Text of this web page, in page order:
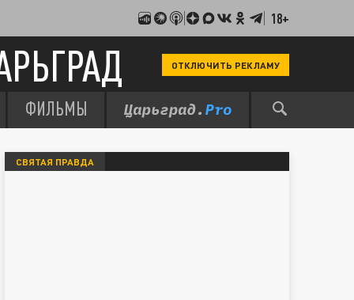
18+
ОТКЛЮЧИТЬ РЕКЛАМУ
ФИЛЬМЫ
СВЯТАЯ ПРАВДА